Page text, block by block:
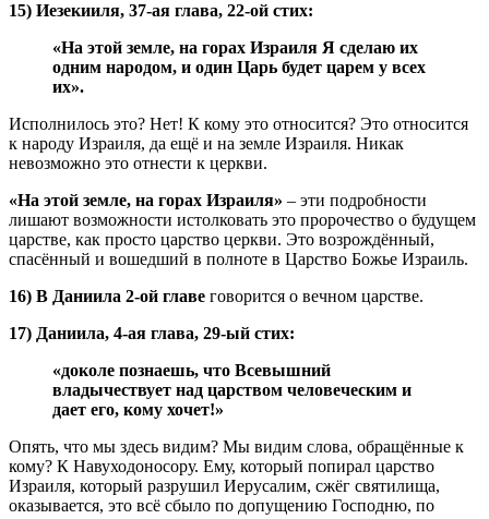
15) Иезекииля, 37-ая глава, 22-ой стих:
«На этой земле, на горах Израиля Я сделаю их
одним народом, и один Царь будет царем у всех
их».
Исполнилось это? Нет! К кому это относится? Это относится
к народу Израиля, да ещё и на земле Израиля. Никак
невозможно это отнести к церкви.
«На этой земле, на горах Израиля» – эти подробности
лишают возможности истолковать это пророчество о будущем
царстве, как просто царство церкви. Это возрождённый,
спасённый и вошедший в полноте в Царство Божье Израиль.
16) В Даниила 2-ой главе говорится о вечном царстве.
17) Даниила, 4-ая глава, 29-ый стих:
«доколе познаешь, что Всевышний
владычествует над царством человеческим и
дает его, кому хочет!»
Опять, что мы здесь видим? Мы видим слова, обращённые к
кому? К Навуходоносору. Ему, который попирал царство
Израиля, который разрушил Иерусалим, сжёг святилища,
оказывается, это всё сбыло по допущению Господню, по